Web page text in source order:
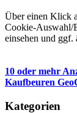
Über einen Klick
Cookie-Auswahl/
einsehen und ggf.
10 oder mehr
Kaufbeuren
Kategorien